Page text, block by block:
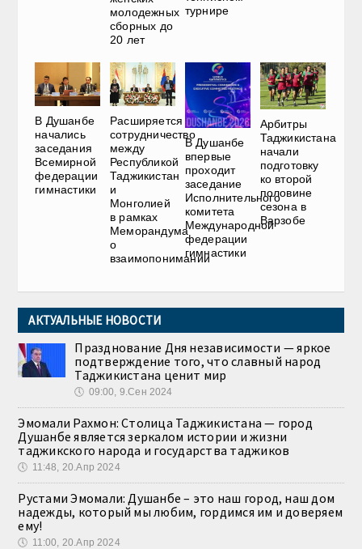
молодежных
сборных до
20 лет
турнире
В Душанбе
начались
заседания
Всемирной
федерации
гимнастики
Расширяется
сотрудничество
между
Республикой
Таджикистан
и
Монголией
в рамках
Меморандума
о
взаимопонимании
В Душанбе
впервые
проходит
заседание
Исполнительного
комитета
Международной
федерации
гимнастики
Арбитры
Таджикистана
начали
подготовку
ко второй
половине
сезона в
Варзобе
АКТУАЛЬНЫЕ НОВОСТИ
Празднование Дня независимости — яркое
подтверждение того, что славный народ
Таджикистана ценит мир
🕔 09:00, 9.Сен 2024
Эмомали Рахмон: Столица Таджикистана — город
Душанбе является зеркалом истории и жизни
таджикского народа и государства таджиков
🕔 11:48, 20.Апр 2024
Рустами Эмомали: Душанбе – это наш город, наш дом
надежды, который мы любим, гордимся им и доверяем
ему!
🕔 11:00, 20.Апр 2024